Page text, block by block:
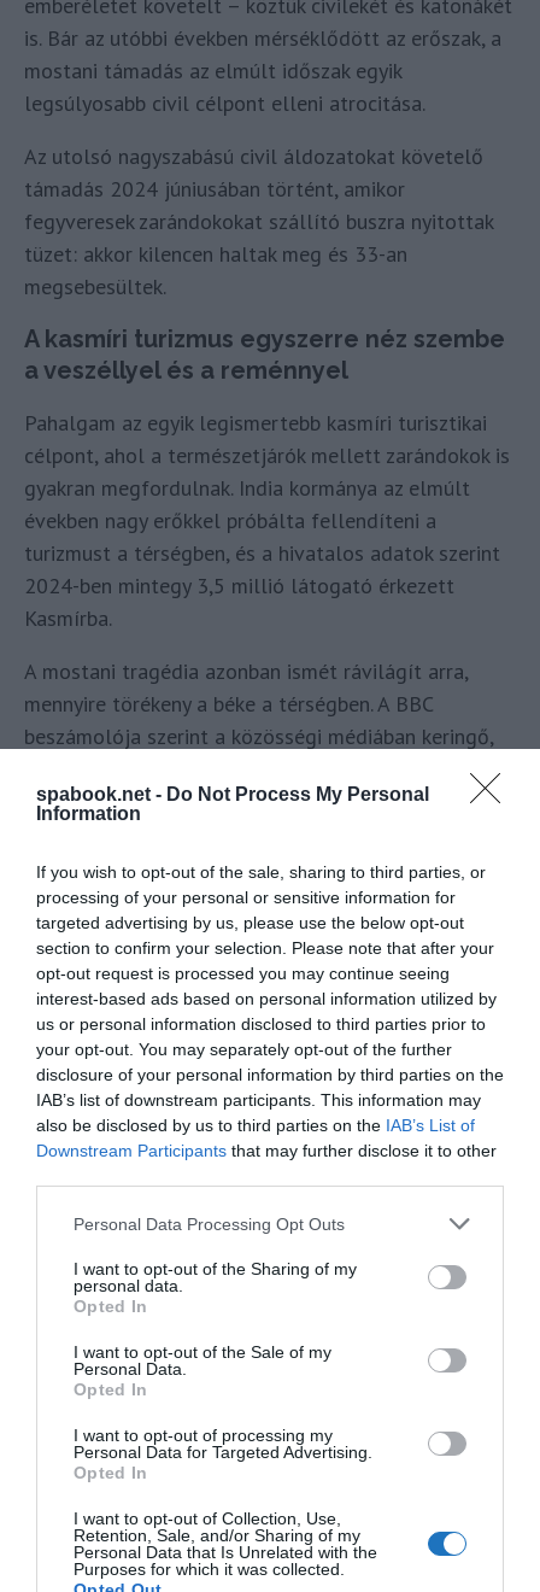
spabook.net - Do Not Process My Personal
Information
If you wish to opt-out of the sale, sharing to third parties, or
processing of your personal or sensitive information for
targeted advertising by us, please use the below opt-out
section to confirm your selection. Please note that after your
opt-out request is processed you may continue seeing
interest-based ads based on personal information utilized by
us or personal information disclosed to third parties prior to
your opt-out. You may separately opt-out of the further
disclosure of your personal information by third parties on the
IAB’s list of downstream participants. This information may
also be disclosed by us to third parties on the IAB’s List of
Downstream Participants that may further disclose it to other
Please note that this website/app uses one or more Google
not limited to your visit or usage behaviour. You may click to
grant or deny consent to Google and its third-party tags to
use your data for below specified purposes in below Google
consent section.
Personal Data Processing Opt Outs
I want to opt-out of the Sharing of my
personal data.
Opted In
I want to opt-out of the Sale of my
Personal Data.
Opted In
I want to opt-out of processing my
Personal Data for Targeted Advertising.
Opted In
I want to opt-out of Collection, Use,
Retention, Sale, and/or Sharing of my
Personal Data that Is Unrelated with the
Purposes for which it was collected.
is. Bár az utóbbi években mérséklődött az erőszak, a
mostani támadás az elmúlt időszak egyik
legsúlyosabb civil célpont elleni atrocitása.
Az utolsó nagyszabású civil áldozatokat követelő
támadás 2024 júniusában történt, amikor
fegyveresek zarándokokat szállító buszra nyitottak
tüzet: akkor kilencen haltak meg és 33-an
megsebesültek.
A kasmíri turizmus egyszerre néz szembe
a veszéllyel és a reménnyel
Pahalgam az egyik legismertebb kasmíri turisztikai
célpont, ahol a természetjárók mellett zarándokok is
gyakran megfordulnak. India kormánya az elmúlt
években nagy erőkkel próbálta fellendíteni a
turizmust a térségben, és a hivatalos adatok szerint
2024-ben mintegy 3,5 millió látogató érkezett
Kasmírba.
A mostani tragédia azonban ismét rávilágít arra,
mennyire törékeny a béke a térségben. A BBC
beszámolója szerint a közösségi médiában keringő,
kétségbeesett kiáltások és a réten fekvő holttestek
Kasmír térségének feszültségei elsősorban India és
Pakisztán közti területi vitákra vezethetők vissza,
amelyek 1947 óta húzódnak. A régió többségében
muszlim lakosságú, de India fennhatósága alatt álló
része gyakran tapasztal politikai és vallási
súrlódásokat, különösen azóta, hogy India 2019-ben
megszüntette a tartomány részleges autonómiáját.
Ez a lépés széles körű elégedetlenséget váltott ki a
helyiek körében, és fokozta a katonai jelenlétet.
szeparatista és fegyveres csoportok, melyeket India
szerint részben Pakisztán támogat. Ezek a csoportok
időről időre támadásokat hajtanak végre, elsősorban
fegyveres összecsapások az utóbbi években
csökkentek, a politikai instabilitás és az etnikai-
vallási feszültségek továbbra is kiélezettek, így a
térség időről időre újra a figyelem középpontjába
A nemzetközi utazókat és a hazai turistákat is
megrázó támadás újabb sötét fejezetet jelent a